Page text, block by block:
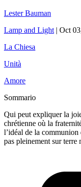
Lester Bauman
Lamp and Light | Oct
La Chiesa
Unità
Amore
Sommario
Qui peut expliquer la
chrétienne où la
l’idéal de la communion
pas pleinement sur terre